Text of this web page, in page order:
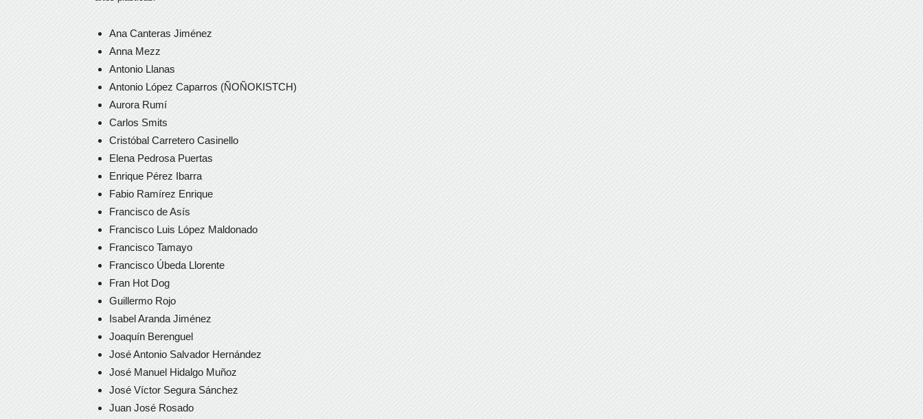
Ana Canteras Jiménez
Anna Mezz
Antonio Llanas
Antonio López Caparros (ÑOÑOKISTCH)
Aurora Rumí
Carlos Smits
Cristóbal Carretero Casinello
Elena Pedrosa Puertas
Enrique Pérez Ibarra
Fabio Ramírez Enrique
Francisco de Asís
Francisco Luis López Maldonado
Francisco Tamayo
Francisco Úbeda Llorente
Fran Hot Dog
Guillermo Rojo
Isabel Aranda Jiménez
Joaquín Berenguel
José Antonio Salvador Hernández
José Manuel Hidalgo Muñoz
José Víctor Segura Sánchez
Juan José Rosado